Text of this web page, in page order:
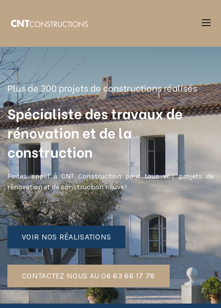
Accueil
CNT Constructions : Entreprise de construction qualifiée et
certifiée
Plus de 300 projets de constructions réalisés
Spécialiste des travaux de
rénovation et de la
construction
Faites appel à CNT Construction pour tous vos projets de
rénovation et de construction neuve !
VOIR NOS RÉALISATIONS
CONTACTEZ NOUS AU 06 63 66 17 78